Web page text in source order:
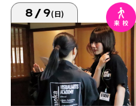
8/9(日)